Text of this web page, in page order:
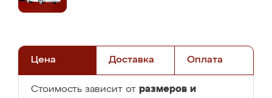
Цена Доставка Оплата
Стоимость зависит от размеров и